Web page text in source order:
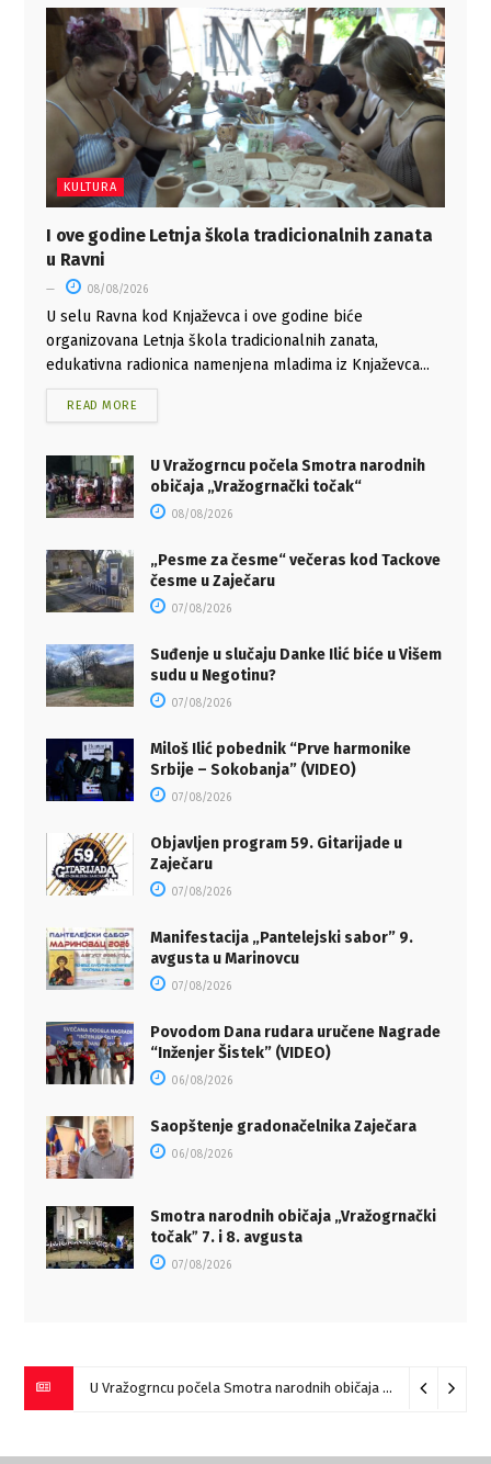
KULTURA
I ove godine Letnja škola tradicionalnih zanata
u Ravni
08/08/2026
U selu Ravna kod Knjaževca i ove godine biće
organizovana Letnja škola tradicionalnih zanata,
edukativna radionica namenjena mladima iz Knjaževca...
READ MORE
U Vražogrncu počela Smotra narodnih
običaja „Vražogrnački točak“
08/08/2026
„Pesme za česme“ večeras kod Tackove
česme u Zaječaru
07/08/2026
Suđenje u slučaju Danke Ilić biće u Višem
sudu u Negotinu?
07/08/2026
Miloš Ilić pobednik “Prve harmonike
Srbije – Sokobanja” (VIDEO)
07/08/2026
Objavljen program 59. Gitarijade u
Zaječaru
07/08/2026
Manifestacija „Pantelejski sabor” 9.
avgusta u Marinovcu
07/08/2026
Povodom Dana rudara uručene Nagrade
“Inženjer Šistek” (VIDEO)
06/08/2026
Saopštenje gradonačelnika Zaječara
06/08/2026
Smotra narodnih običaja „Vražogrnački
točakˮ 7. i 8. avgusta
07/08/2026
U Vražogrncu počela Smotra narodnih običaja „Vražogrnački točak“